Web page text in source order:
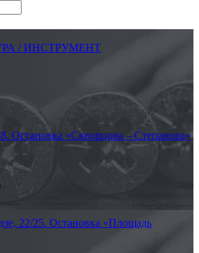
/ ИНСТРУМЕНТ
Остановка «Скворцова – Степанова»
22/25. Остановка «Площадь